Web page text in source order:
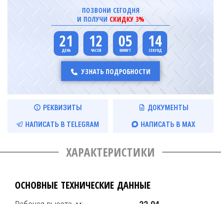
ПОЗВОНИ СЕГОДНЯ
И ПОЛУЧИ СКИДКУ 3%
21 12 05 14
УЗНАТЬ ПОДРОБНОСТИ
РЕКВИЗИТЫ ДОКУМЕНТЫ
НАПИСАТЬ В TELEGRAM НАПИСАТЬ В MAX
ХАРАКТЕРИСТИКИ
ОСНОВНЫЕ ТЕХНИЧЕСКИЕ ДАННЫЕ